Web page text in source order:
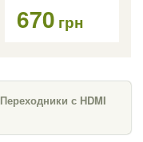
670 грн
Переходники с HDMI